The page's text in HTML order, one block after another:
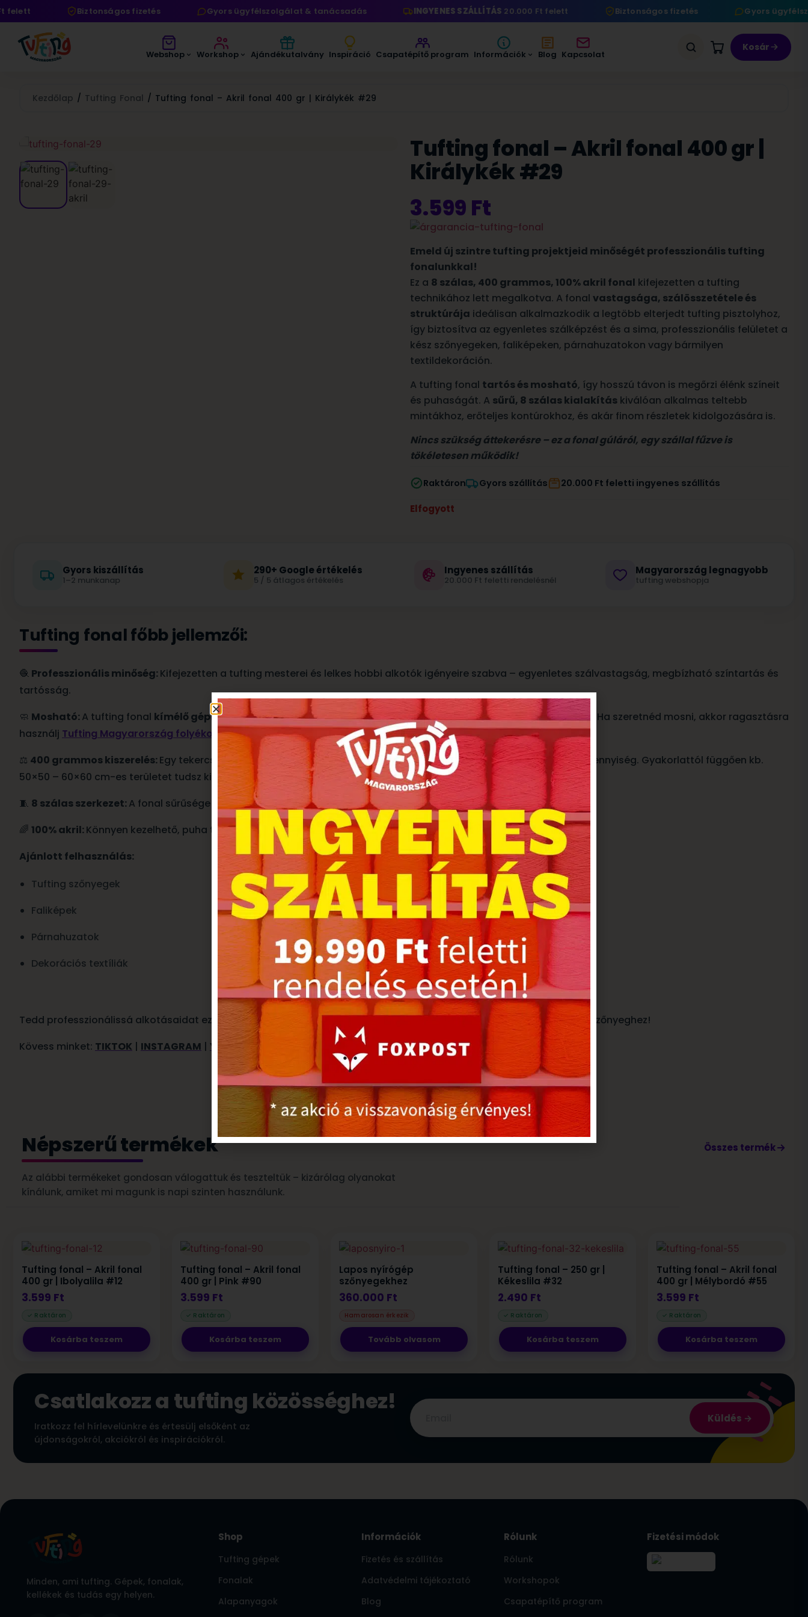
Biztonságos fizetés Gyors ügyfélszolgálat & tanácsadás INGYENES SZÁLLÍTÁS20.000 Ft felett Biztonságos fizetés Gyors
Webshop Workshop Ajándékutalvány Inspiráció Csapatépítő program Információk Blog Kapcsolat
Kosár
Kezdőlap / Tufting Fonal / Tufting fonal – Akril fonal 400 gr | Királykék #29
Tufting fonal – Akril fonal 400 gr |
Királykék #29
3.599 Ft
Emeld új szintre tufting projektjeid minőségét professzionális tufting
fonalunkkal!
Ez a 8 szálas, 400 grammos, 100% akril fonal kifejezetten a tufting
technikához lett megalkotva. A fonal vastagsága, szálösszetétele és
struktúrája ideálisan alkalmazkodik a legtöbb elterjedt tufting pisztolyhoz,
így biztosítva az egyenletes szálképzést és a sima, professzionális felületet a
kész szőnyegeken, faliképeken, párnahuzatokon vagy bármilyen
textildekoráción.
A tufting fonal tartós és mosható, így hosszú távon is megőrzi élénk színeit
és puhaságát. A sűrű, 8 szálas kialakítás kiválóan alkalmas teltebb
mintákhoz, erőteljes kontúrokhoz, és akár finom részletek kidolgozására is.
Nincs szükség áttekerésre – ez a fonal gúláról, egy szállal fűzve is
tökéletesen működik!
Raktáron Gyors szállítás 20.000 Ft feletti ingyenes szállítás
Elfogyott
Gyors kiszállítás
1–2 munkanap
290+ Google értékelés
5 / 5 átlagos értékelés
Ingyenes szállítás
20.000 Ft feletti rendelésnél
Magyarország legnagyobb
tufting webshopja
Tufting fonal főbb jellemzői:
🧶 Professzionális minőség:Kifejezetten a tufting mesterei és lelkes hobbi alkotók igényeire szabva – egyenletes szálvastagság, megbízható színtartás és
tartósság.
🧼 Mosható:A tufting fonal kímélő gépi mosástis elvisel, így a kész alkotások hosszú távon is megőrzik szépségüket. Ha szeretnéd mosni, akkor ragasztásra
használj Tufting Magyarország folyékony latex ragasztót
⚖️ 400 grammos kiszerelés:Egy tekercs elegendő akár egy közepes méretű szőnyeghez – gazdaságos és bőséges mennyiség. Gyakorlattól függően kb.
50×50 – 60×60 cm-es területet tudsz kitölteni, így könnyen tudsz vele kalkulálni.
🧵 8 szálas szerkezet:A fonal sűrűsége és vastagsága lehetővé teszi, hogy a tűzött minták telt, dús hatást keltsenek.
🌈 100% akril:Könnyen kezelhető, puha tapintású anyag, amely hosszan megtartja élénk színeit és nem szöszölődik.
Ajánlott felhasználás:
Tufting szőnyegek
Faliképek
Párnahuzatok
Dekorációs textíliák
Tedd professzionálissá alkotásaidat ezzel a kiváló minőségű tufting fonallal – a tökéletes alapanyag minden egyedi szőnyeghez!
Kövess minket: TIKTOK | INSTAGRAM | YOUTUBE | FACEBOOK
Népszerű termékek Összes termék
Az alábbi termékeket gondosan válogattuk és teszteltük – kizárólag olyanokat
kínálunk, amiket mi magunk is napi szinten használunk.
Tufting fonal – Akril fonal
400 gr | Ibolyalila #12
3.599 Ft
Kosárba teszem
Tufting fonal – Akril fonal
400 gr | Pink #90
3.599 Ft
Kosárba teszem
Lapos nyírógép
szőnyegekhez
360.000 Ft
Tovább olvasom
Tufting fonal – 250 gr |
Kékeslila #32
2.490 Ft
Kosárba teszem
Tufting fonal – Akril fonal
400 gr | Mélybordó #55
3.599 Ft
Kosárba teszem
Csatlakozz a tufting közösséghez!
Iratkozz fel hírlevelünkre és értesülj elsőként az
újdonságokról, akciókról és inspirációkról.
Küldés
Minden, ami tufting. Gépek, fonalak,
kellékek és tudás egy helyen.
Shop
Tufting gépek
Fonalak
Alapanyagok
Információk
Fizetés és szállítás
Adatvédelmi tájékoztató
Blog
Rólunk
Rólunk
Workshopok
Csapatépítő program
Fizetési módok